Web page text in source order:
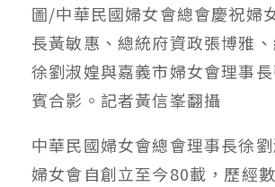
圖/中華民國婦女會總會慶祝婦
長黃敏惠、總統府資政張博雅
徐劉淑媓與嘉義市婦女會理事
賓合影。記者黃信峯翻攝
中華民國婦女會總會理事長徐劉
婦女會自創立至今80載，歷經